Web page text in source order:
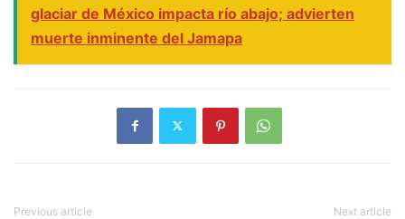
glaciar de México impacta río abajo; advierten
muerte inminente del Jamapa
Previous article Next article